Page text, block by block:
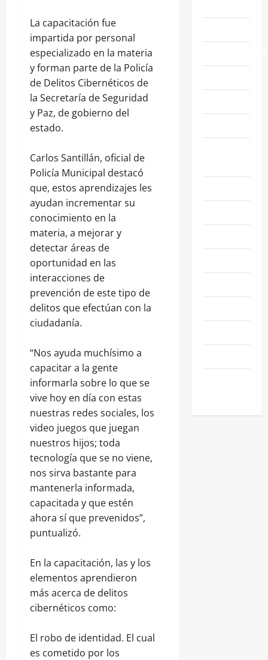
La capacitación fue
impartida por personal
especializado en la materia
y forman parte de la Policía
de Delitos Cibernéticos de
la Secretaría de Seguridad
y Paz, de gobierno del
estado.
Carlos Santillán, oficial de
Policía Municipal destacó
que, estos aprendizajes les
ayudan incrementar su
conocimiento en la
materia, a mejorar y
detectar áreas de
oportunidad en las
interacciones de
prevención de este tipo de
delitos que efectúan con la
ciudadanía.
“Nos ayuda muchísimo a
capacitar a la gente
informarla sobre lo que se
vive hoy en día con estas
nuestras redes sociales, los
video juegos que juegan
nuestros hijos; toda
tecnología que se no viene,
nos sirva bastante para
mantenerla informada,
capacitada y que estén
ahora sí que prevenidos”,
puntualizó.
En la capacitación, las y los
elementos aprendieron
más acerca de delitos
cibernéticos como:
El robo de identidad. El cual
es cometido por los